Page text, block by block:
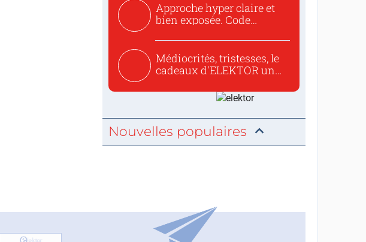
Approche hyper claire et
bien exposée. Code
Médiocrités, tristesses, le
cadeaux d'ELEKTOR un
Nouvelles populaires